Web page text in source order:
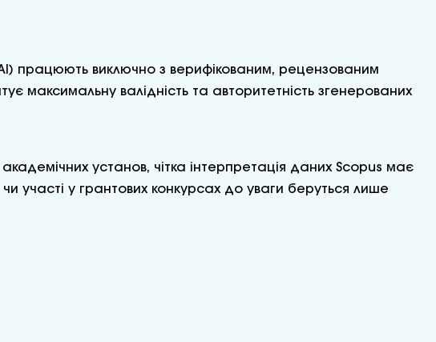
працюють виключно з верифікованим, рецензованим
максимальну валідність та авторитетність згенерованих
установ, чітка інтерпретація даних Scopus має
участі у грантових конкурсах до уваги беруться лише